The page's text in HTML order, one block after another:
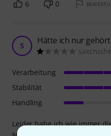
6 0
S Hätte ich nur gehört
Leider habe ich wie immer
Verarbeitung
Stabilität
Handling